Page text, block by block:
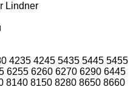
Lindner
4235 4245 5435 5445 5455
6255 6260 6270 6290 6445
8140 8150 8280 8650 8660